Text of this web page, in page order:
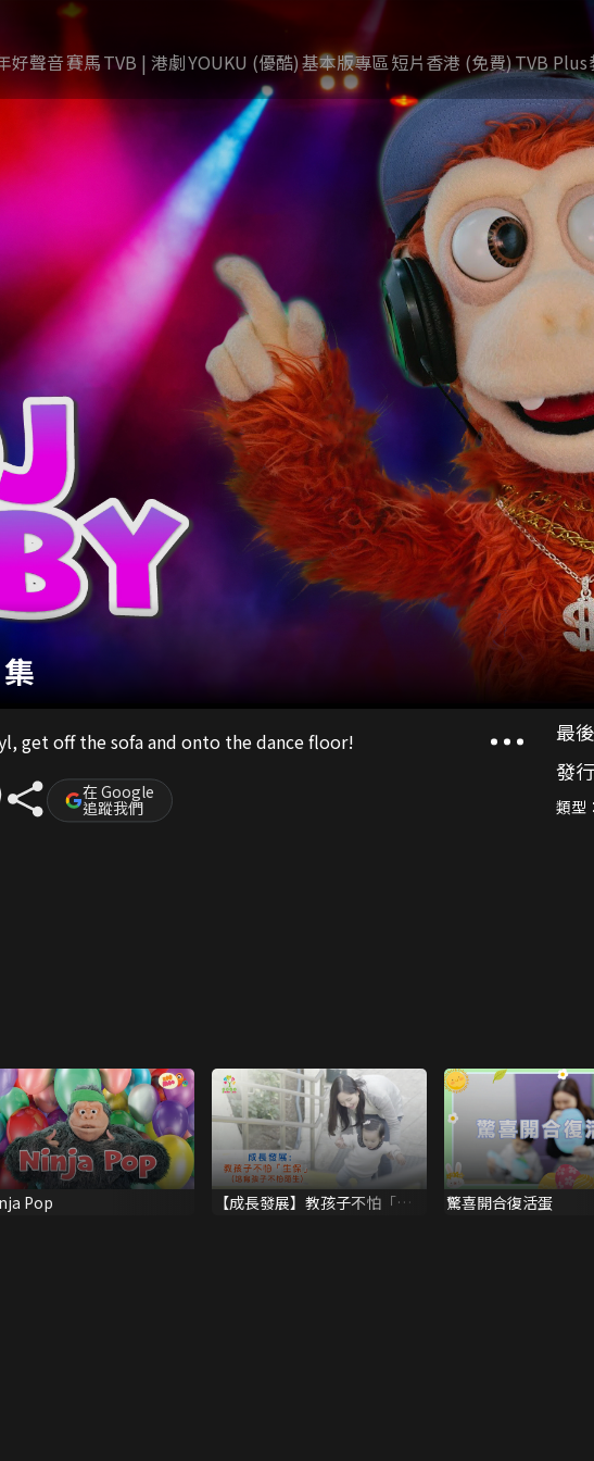
好聲音賽馬TVB | 港劇YOUKU (優酷)基本版專區短片香港 (免費)TVB Plus
get off the sofa and onto the dance floor!
在 Google
追蹤我們
最
發
類型：
Pop
【成長發展】教孩子不怕「生
驚喜開合復活蛋